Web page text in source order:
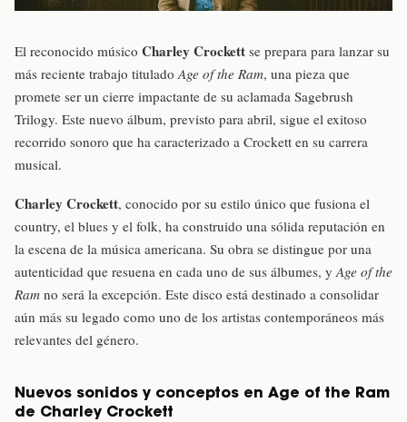
El reconocido músico Charley Crockett se prepara para lanzar su
más reciente trabajo titulado Age of the Ram, una pieza que
promete ser un cierre impactante de su aclamada Sagebrush
Trilogy. Este nuevo álbum, previsto para abril, sigue el exitoso
recorrido sonoro que ha caracterizado a Crockett en su carrera
musical.
Charley Crockett, conocido por su estilo único que fusiona el
country, el blues y el folk, ha construido una sólida reputación en
la escena de la música americana. Su obra se distingue por una
autenticidad que resuena en cada uno de sus álbumes, yAge of the
Ram no será la excepción. Este disco está destinado a consolidar
aún más su legado como uno de los artistas contemporáneos más
relevantes del género.
Nuevos sonidos y conceptos en Age of the Ram
de Charley Crockett